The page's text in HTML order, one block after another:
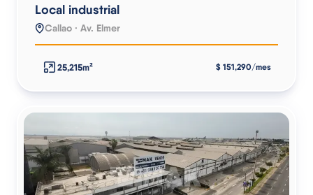
Local industrial
Callao · Av. Elmer
25,215m² $ 151,290/mes